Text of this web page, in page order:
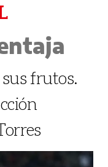
frutos.